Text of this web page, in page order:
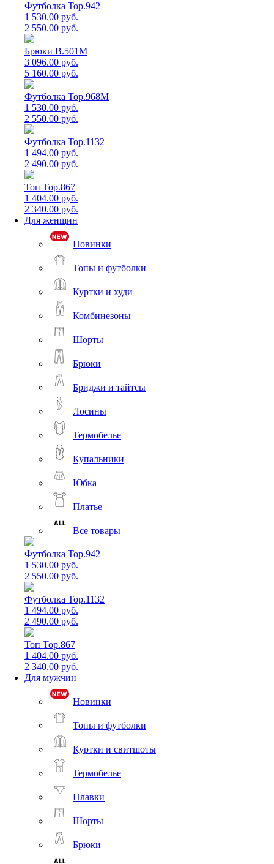
Футболка Top.942
1 530.00 руб.
2 550.00 руб.
Брюки B.501M
3 096.00 руб.
5 160.00 руб.
Футболка Top.968M
1 530.00 руб.
2 550.00 руб.
Футболка Top.1132
1 494.00 руб.
2 490.00 руб.
Топ Top.867
1 404.00 руб.
2 340.00 руб.
Для женщин
Новинки
Топы и футболки
Куртки и худи
Комбинезоны
Шорты
Брюки
Бриджи и тайтсы
Лосины
Термобелье
Купальники
Юбка
Платье
Все товары
Футболка Top.942
1 530.00 руб.
2 550.00 руб.
Футболка Top.1132
1 494.00 руб.
2 490.00 руб.
Топ Top.867
1 404.00 руб.
2 340.00 руб.
Для мужчин
Новинки
Топы и футболки
Куртки и свитшоты
Термобелье
Плавки
Шорты
Брюки